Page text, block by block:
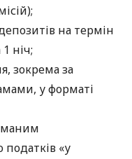
на термін
ніч;
зокрема за
у форматі
податків «у